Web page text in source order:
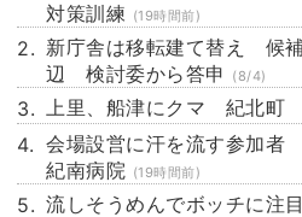
対策訓練 (19時間前)
新庁舎は移転建て替え 候
辺 検討委から答申
(8/4)
上里、船津にクマ 紀北町
会場設営に汗を流す参加
紀南病院 (19時間前)
流しそうめんでボッチに